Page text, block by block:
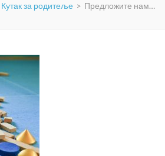
Кутак за родитеље > Предложите нам…